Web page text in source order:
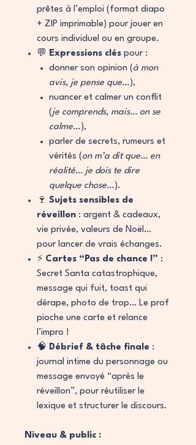
prêtes à l’emploi (format diapo
+ ZIP imprimable) pour jouer en
cours individuel ou en groupe.
💬 Expressions clés pour :
donner son opinion ( à mon
avis, je pense que… ),
nuancer et calmer un conflit
( je comprends, mais… on se
calme… ),
parler de secrets, rumeurs et
vérités ( on m’a dit que… en
réalité… je dois te dire
quelque chose… ).
🍷 Sujets sensibles de
réveillon : argent & cadeaux,
vie privée, valeurs de Noël…
pour lancer de vrais échanges.
⚡ Cartes “Pas de chance !” :
Secret Santa catastrophique,
message qui fuit, toast qui
dérape, photo de trop… Le prof
pioche une carte et relance
l’impro !
🧠 Débrief & tâche finale :
journal intime du personnage ou
message envoyé “après le
réveillon”, pour réutiliser le
lexique et structurer le discours.
Niveau & public :